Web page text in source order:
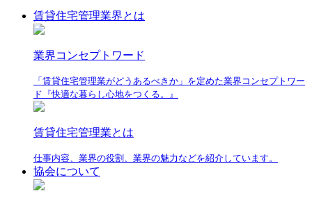
賃貸住宅管理業界とは
業界コンセプトワード
「賃貸住宅管理業がどうあるべきか」を定めた業界コンセプトワー
ド『快適な暮らし心地をつくる。』
賃貸住宅管理業とは
仕事内容、業界の役割、業界の魅力などを紹介しています。
協会について